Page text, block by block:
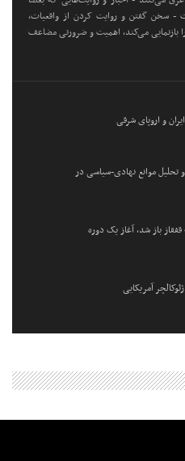
گفتن و روایت کردن از واقعیات،
بازنمایی می‌کند، اهمیت و ضرورتی مضاعف
و اروپای شرقی
تحلیل موانع نهادی-سیاسی در
باز شد، آغاز یک دوره
آمریکایی